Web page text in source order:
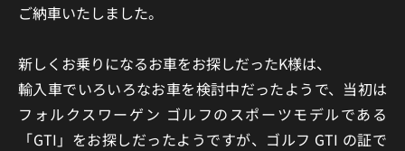
ご納車いたしました。
新しくお乗りになるお車をお探しだったK様は、
輸入車でいろいろなお車を検討中だったようで、当初は
フォルクスワーゲン ゴルフのスポーツモデルである
「GTI」をお探しだったようですが、ゴルフ GTI の証で